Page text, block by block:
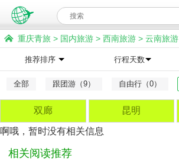
重庆青旅 > 国内旅游 > 西南旅游 > 云南旅游
推荐排序 行程天数
全部 跟团游（9） 自由行（0）
双廊 昆明
啊哦，暂时没有相关信息
相关阅读推荐